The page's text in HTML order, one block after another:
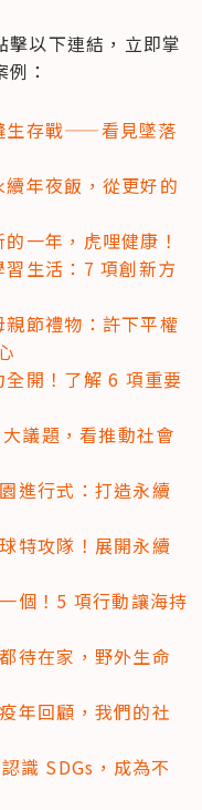
擊以下連結，立即掌
關案例：
生存戰——看見墜落
年夜飯，從更好的
一年，虎哩健康！
生活：7 項創新方
節禮物：許下平權
開！了解 6 項重要
議題，看推動社會
進行式：打造永續
特攻隊！展開永續
個！5 項行動讓海持
待在家，野外生命
年回顧，我們的社
識 SDGs，成為不